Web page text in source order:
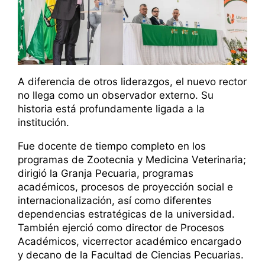
A diferencia de otros liderazgos, el nuevo rector
no llega como un observador externo. Su
historia está profundamente ligada a la
institución.
Fue docente de tiempo completo en los
programas de Zootecnia y Medicina Veterinaria;
dirigió la Granja Pecuaria, programas
académicos, procesos de proyección social e
internacionalización, así como diferentes
dependencias estratégicas de la universidad.
También ejerció como director de Procesos
Académicos, vicerrector académico encargado
y decano de la Facultad de Ciencias Pecuarias.